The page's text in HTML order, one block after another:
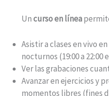
Uncurso en línea
Asistir a clases en vivo
nocturnos (19:00 a 22:00
Ver las grabaciones
Avanzar en ejercicios y
momentos libres (fines